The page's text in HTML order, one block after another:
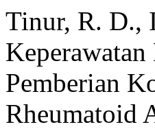
Tinur, R. D.,
Pemberian
Rheumatoid